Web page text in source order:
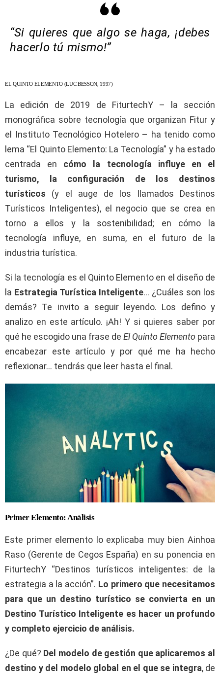
“Si quieres que algo se haga, ¡debes
hacerlo tú mismo!”
EL QUINTO ELEMENTO (LUC BESSON, 1997)
La edición de 2019 de FiturtechY – la sección
monográfica sobre tecnología que organizan Fitur y
el Instituto Tecnológico Hotelero – ha tenido como
lema “El Quinto Elemento: La Tecnología” y ha estado
centrada en cómo la tecnología influye en el
turismo, la configuración de los destinos
turísticos (y el auge de los llamados Destinos
Turísticos Inteligentes), el negocio que se crea en
torno a ellos y la sostenibilidad; en cómo la
tecnología influye, en suma, en el futuro de la
industria turística.
Si la tecnología es el Quinto Elemento en el diseño de
la Estrategia Turística Inteligente… ¿Cuáles son los
demás? Te invito a seguir leyendo. Los defino y
analizo en este artículo. ¡Ah! Y si quieres saber por
qué he escogido una frase de El Quinto Elemento para
encabezar este artículo y por qué me ha hecho
reflexionar… tendrás que leer hasta el final.
Primer Elemento: Análisis
Este primer elemento lo explicaba muy bien Ainhoa
Raso (Gerente de Cegos España) en su ponencia en
FiturtechY “Destinos turísticos inteligentes: de la
estrategia a la acción”. Lo primero que necesitamos
para que un destino turístico se convierta en un
Destino Turístico Inteligente es hacer un profundo
y completo ejercicio de análisis.
¿De qué? Del modelo de gestión que aplicaremos al
destino y del modelo global en el que se integra, de